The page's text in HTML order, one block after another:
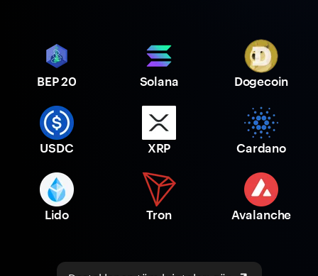
BEP 20 Solana Dogecoin
USDC XRP Cardano
Lido Tron Avalanche